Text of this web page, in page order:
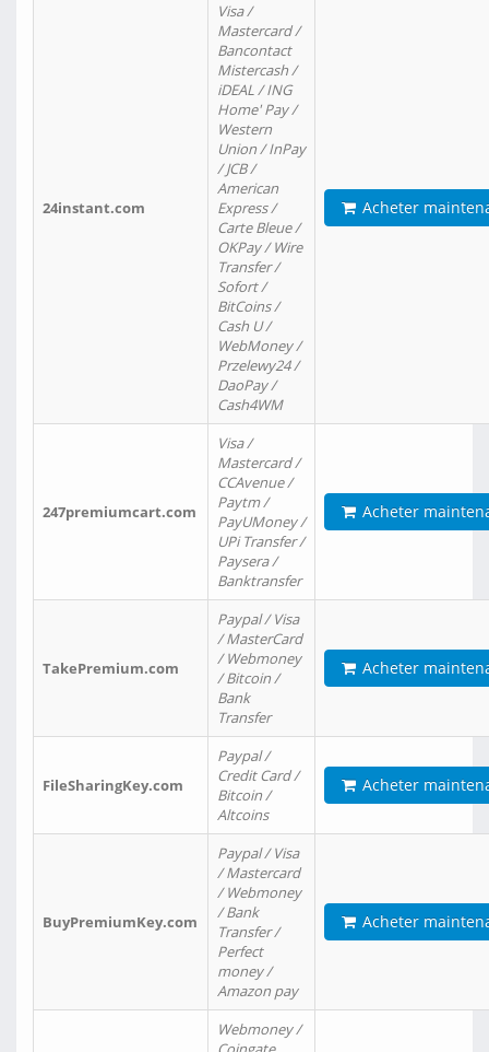
24instant.com
Visa /
Mastercard /
Bancontact
Mistercash /
iDEAL / ING
Home' Pay /
Western
Union / InPay
/ JCB /
American
Express /
Carte Bleue /
OKPay / Wire
Transfer /
Sofort /
BitCoins /
Cash U /
WebMoney /
Przelewy24 /
DaoPay /
Cash4WM
Acheter
247premiumcart.com
Visa /
Mastercard /
CCAvenue /
Paytm /
PayUMoney /
UPi Transfer /
Paysera /
Banktransfer
Acheter
TakePremium.com
Paypal / Visa
/ MasterCard
/ Webmoney
/ Bitcoin /
Bank
Transfer
Acheter
FileSharingKey.com
Paypal /
Credit Card /
Bitcoin /
Altcoins
Acheter
BuyPremiumKey.com
Paypal / Visa
/ Mastercard
/ Webmoney
/ Bank
Transfer /
Perfect
money /
Amazon pay
Acheter
Webmoney /